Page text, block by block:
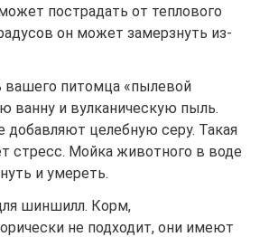
пострадать от теплового
он может замерзнуть из-
питомца «пылевой
ванну и вулканическую пыль.
целебную серу. Такая
стресс. Мойка животного в воде
и умереть.
шиншилл. Корм,
не подходит, они имеют